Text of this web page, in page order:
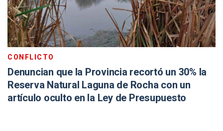
CONFLICTO
Denuncian que la Provincia recortó un 30% la
Reserva Natural Laguna de Rocha con un
artículo oculto en la Ley de Presupuesto